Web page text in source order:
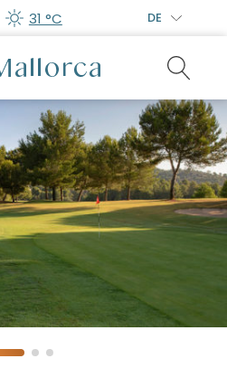
31 °C DE